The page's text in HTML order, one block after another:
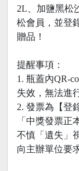
2L、加鹽黑松
松會員，並登
贈品！
提醒事項：
1. 瓶蓋內QR-
失效，無法進
2. 發票為【登
「中獎發票正
不慎「遺失」
向主辦單位要